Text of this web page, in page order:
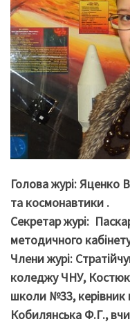
Голова журі: Яценко
та космонавтики .
Секретар журі:
методичного
Члени журі:
коледжу ЧНУ,
школи №33, керівник
Кобилянська Ф.Г.,